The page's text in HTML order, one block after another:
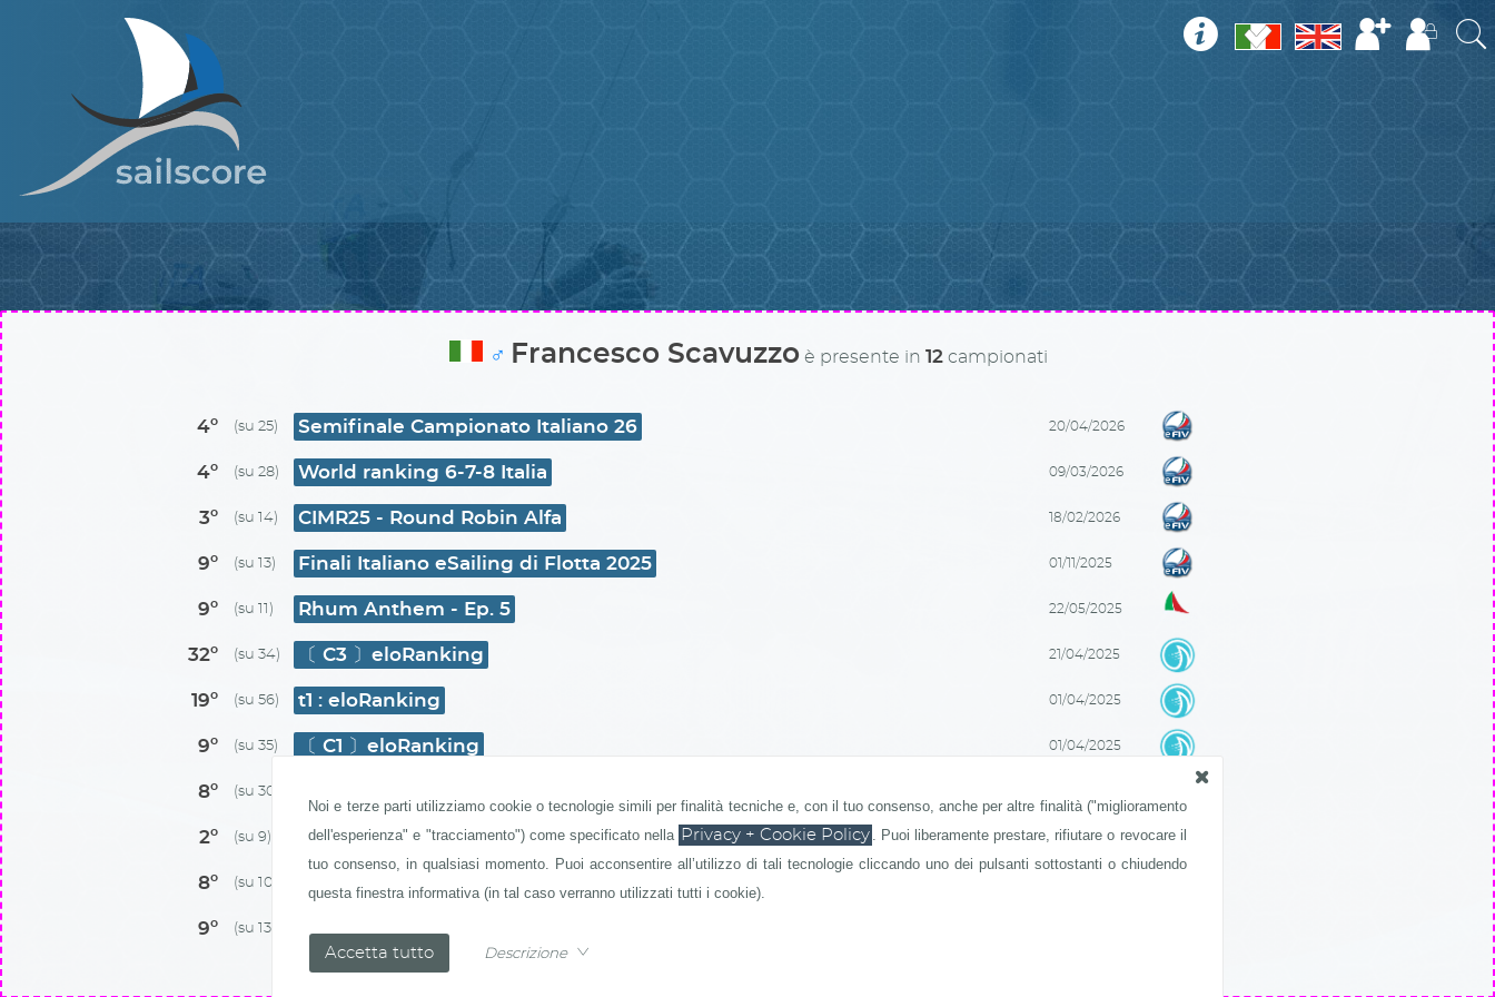
Noi e terze parti utilizziamo cookie o tecnologie simili per finalità tecniche e, con il tuo consenso, anche per altre finalità ("miglioramento
dell'esperienza" e "tracciamento") come specificato nella Privacy + Cookie Policy . Puoi liberamente prestare, rifiutare o revocare il
tuo consenso, in qualsiasi momento. Puoi acconsentire all’utilizzo di tali tecnologie cliccando uno dei pulsanti sottostanti o chiudendo
questa finestra informativa (in tal caso verranno utilizzati tutti i cookie).
Descrizione
♂ Francesco Scavuzzo è presente in 12campionati
4º (su 25) Semifinale Campionato Italiano 26 20/04/2026
4º (su 28) World ranking 6-7-8 Italia 09/03/2026
3º (su 14) CIMR25 - Round Robin Alfa 18/02/2026
9º (su 13) Finali Italiano eSailing di Flotta 2025 01/11/2025
9º (su 11) Rhum Anthem - Ep. 5 22/05/2025
32º (su 34) 〔 C3 〕eloRanking 21/04/2025
19º (su 56) t1 : eloRanking 01/04/2025
9º (su 35) 〔 C1 〕eloRanking 01/04/2025
8º (su 30)
2º (su 9) C.Italiano a Squadre club 25 22/04/2025
8º (su 10) Trimoni
9º (su 13)